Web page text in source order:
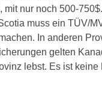
mit nur noch 500-750$.
muss ein TÜV/
In anderen
gelten
lebst. Es ist